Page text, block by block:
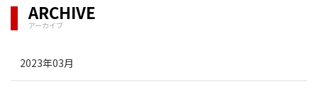
ARCHIVE
アーカイブ
2023年03月